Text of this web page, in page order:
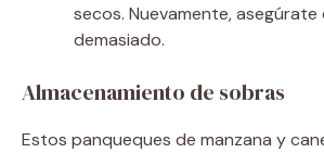
secos. Nuevamente,
demasiado.
Almacenamiento de sobras
Estos panqueques de manzana y